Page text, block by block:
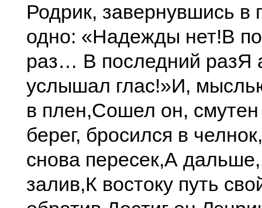
Родрик, завернувшись в
одно: «Надежды нет!В
раз… В последний разЯ
услышал глас!»И,
в плен,Сошел он, смутен
берег, бросился в челнок,
снова пересек,А
залив,К востоку путь